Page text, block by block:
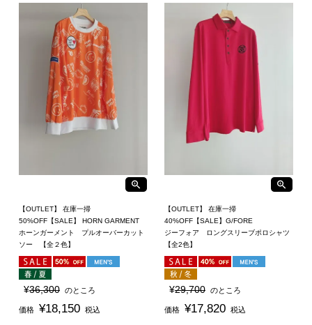
【OUTLET】 在庫一掃
50%OFF【SALE】 HORN GARMENT
ホーンガーメント プルオーバーカット
ソー 【全２色】
¥36,300 のところ
価格 ¥18,150 税込
【OUTLET】 在庫一掃
40%OFF【SALE】G/FORE
ジーフォア ロングスリーブポロシャツ
【全2色】
¥29,700 のところ
価格 ¥17,820 税込